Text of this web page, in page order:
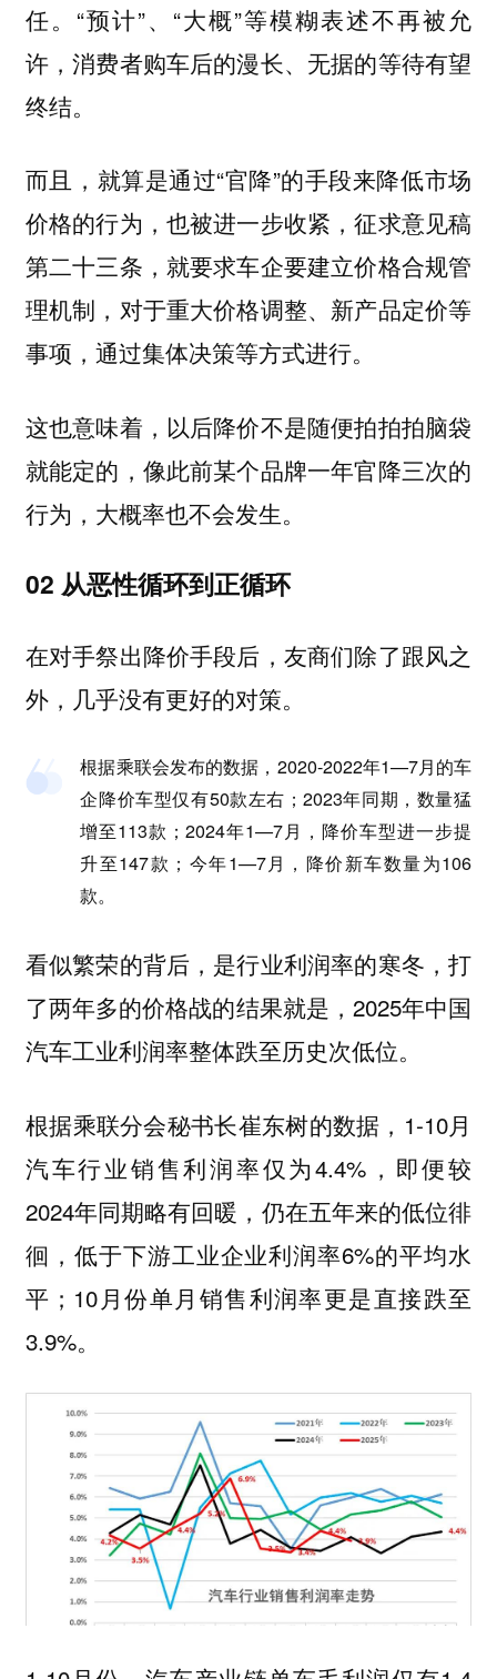
任。“预计”、“大概”等模糊表述不再被允
许，消费者购车后的漫长、无据的等待有望
终结。
而且，就算是通过“官降”的手段来降低市场
价格的行为，也被进一步收紧，征求意见稿
第二十三条，就要求车企要建立价格合规管
理机制，对于重大价格调整、新产品定价等
事项，通过集体决策等方式进行。
这也意味着，以后降价不是随便拍拍拍脑袋
就能定的，像此前某个品牌一年官降三次的
行为，大概率也不会发生。
02 从恶性循环到正循环
在对手祭出降价手段后，友商们除了跟风之
外，几乎没有更好的对策。
根据乘联会发布的数据，2020-2022年1—7月的车
企降价车型仅有50款左右；2023年同期，数量猛
增至113款；2024年1—7月，降价车型进一步提
升至147款；今年1—7月，降价新车数量为106
款。
看似繁荣的背后，是行业利润率的寒冬，打
了两年多的价格战的结果就是，2025年中国
汽车工业利润率整体跌至历史次低位。
根据乘联分会秘书长崔东树的数据，1-10月
汽车行业销售利润率仅为4.4%，即便较
2024年同期略有回暖，仍在五年来的低位徘
徊，低于下游工业企业利润率6%的平均水
平；10月份单月销售利润率更是直接跌至
3.9%。